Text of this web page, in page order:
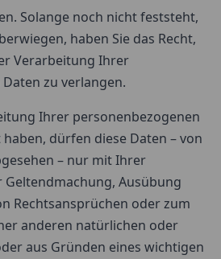
Solange noch nicht feststeht,
haben Sie das Recht,
Verarbeitung Ihrer
zu verlangen.
Ihrer personenbezogenen
dürfen diese Daten – von
– nur mit Ihrer
Ausübung
Rechtsansprüchen oder zum
anderen natürlichen oder
aus Gründen eines wichtigen